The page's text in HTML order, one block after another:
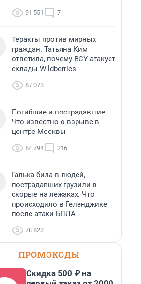
91 551 7
Теракты против мирных
граждан. Татьяна Ким
ответила, почему ВСУ атакует
склады Wildberries
87 073
Погибшие и пострадавшие.
Что известно о взрыве в
центре Москвы
84 794 216
Галька била в людей,
пострадавших грузили в
скорые на лежаках. Что
происходило в Геленджике
после атаки БПЛА
78 822
ПРОМОКОДЫ
Скидка 500 ₽ на